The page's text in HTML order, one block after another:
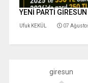
YENİ PARTİ
Ufuk KEKÜL 07
giresun